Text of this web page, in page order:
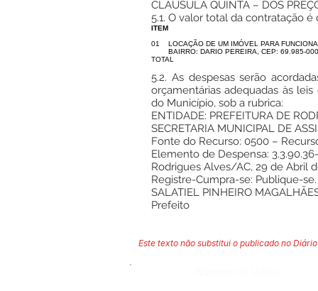
CLÁUSULA QUINTA – DOS
5.1. O valor total da contratação
ITEM
01
LOCAÇÃO DE UM IMÓVEL PARA
BAIRRO: DARIO PEREIRA, CEP: 69.985-
TOTAL
5.2. As despesas serão
orçamentárias adequadas às
do Município, sob a rubrica:
ENTIDADE: PREFEITURA DE
SECRETARIA MUNICIPAL DE
Fonte do Recurso: 0500 –
Elemento de Despensa:
Rodrigues Alves/AC, 29 de Abril
Registre-Cumpra-se: Publique-se.
SALATIEL PINHEIRO
Prefeito
Este texto não substitui o publicado no